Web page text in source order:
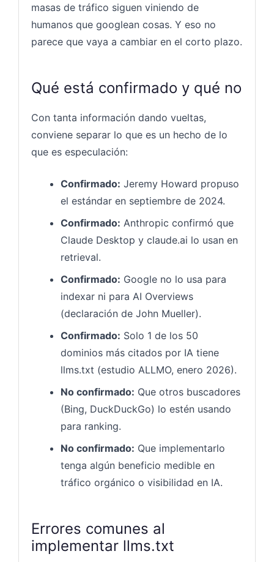
masas de tráfico siguen viniendo de
humanos que googlean cosas. Y eso no
parece que vaya a cambiar en el corto plazo.
Qué está confirmado y qué no
Con tanta información dando vueltas,
conviene separar lo que es un hecho de lo
que es especulación:
Confirmado: Jeremy Howard propuso
el estándar en septiembre de 2024.
Confirmado: Anthropic confirmó que
Claude Desktop y claude.ai lo usan en
retrieval.
Confirmado: Google no lo usa para
indexar ni para AI Overviews
(declaración de John Mueller).
Confirmado: Solo 1 de los 50
dominios más citados por IA tiene
llms.txt (estudio ALLMO, enero 2026).
No confirmado: Que otros buscadores
(Bing, DuckDuckGo) lo estén usando
para ranking.
No confirmado: Que implementarlo
tenga algún beneficio medible en
tráfico orgánico o visibilidad en IA.
Errores comunes al
implementar llms.txt